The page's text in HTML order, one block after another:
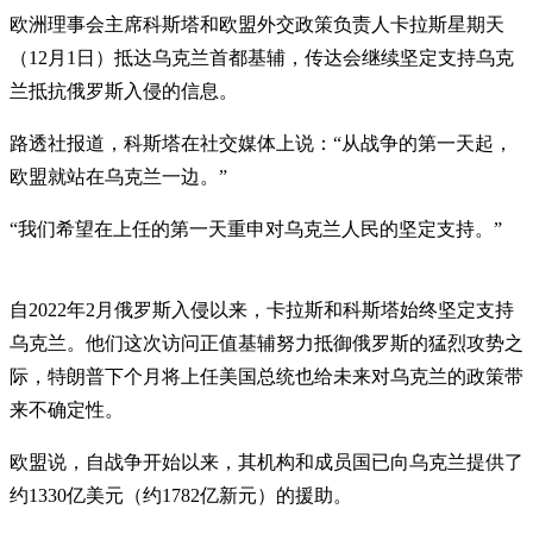
欧洲理事会主席科斯塔和欧盟外交政策负责人卡拉斯星期天
（12月1日）抵达乌克兰首都基辅，传达会继续坚定支持乌克
兰抵抗俄罗斯入侵的信息。
路透社报道，科斯塔在社交媒体上说：“从战争的第一天起，
欧盟就站在乌克兰一边。”
“我们希望在上任的第一天重申对乌克兰人民的坚定支持。”
自2022年2月俄罗斯入侵以来，卡拉斯和科斯塔始终坚定支持
乌克兰。他们这次访问正值基辅努力抵御俄罗斯的猛烈攻势之
际，特朗普下个月将上任美国总统也给未来对乌克兰的政策带
来不确定性。
欧盟说，自战争开始以来，其机构和成员国已向乌克兰提供了
约1330亿美元（约1782亿新元）的援助。